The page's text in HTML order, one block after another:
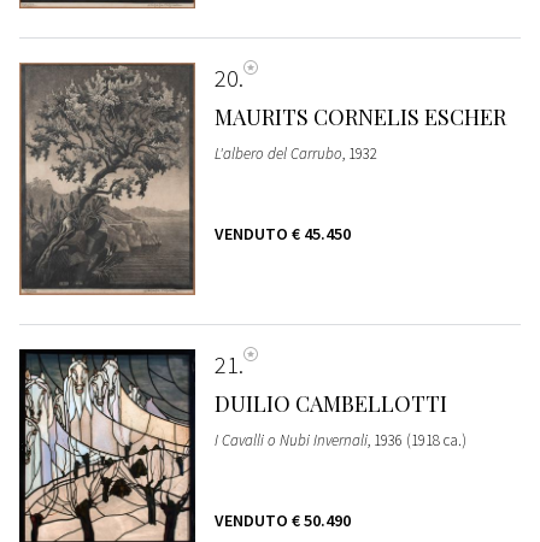
20
MAURITS CORNELIS ESCHER
L'albero del Carrubo, 1932
VENDUTO € 45.450
21
DUILIO CAMBELLOTTI
I Cavalli o Nubi Invernali, 1936 (1918 ca.)
VENDUTO € 50.490